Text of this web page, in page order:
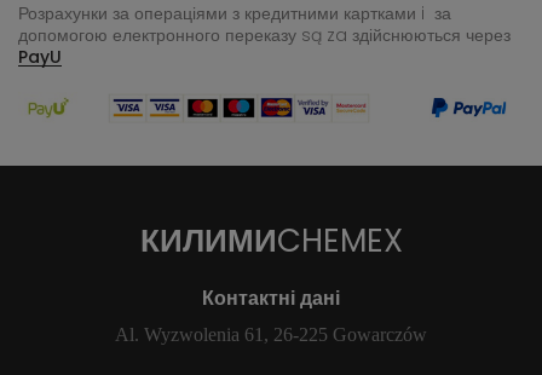
Розрахунки за операціями з кредитними картками i за
допомогою електронного переказу są za здійснюються через
PayU
КИЛИМИCHEMEX
Контактні дані
Al. Wyzwolenia 61, 26-225 Gowarczów